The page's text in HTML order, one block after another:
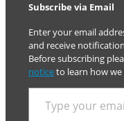
Subscribe via Email
Enter your email
and receive
Before subscribing
noticeto learn how
Type your email…